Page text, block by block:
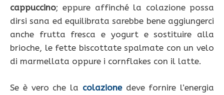
cappuccino; eppure affinché la colazione possa
dirsi sana ed equilibrata sarebbe bene aggiungerci
anche frutta fresca e yogurt e sostituire alla
brioche, le fette biscottate spalmate con un velo
di marmellata oppure i cornflakes con il latte.
Se è vero che la colazionedeve fornire l’energia